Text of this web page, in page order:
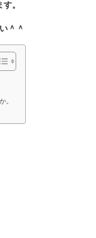
。
＾＾
。